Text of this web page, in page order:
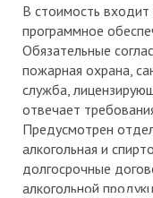
В стоимость
программное
Обязательные
пожарная охрана,
служба,
отвечает
Предусмотрен
алкогольная и
долгосрочные
алкогольной